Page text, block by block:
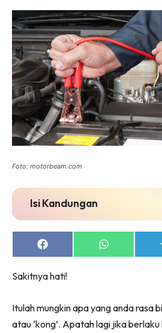
Foto: motorbeam.com
Isi Kandungan
Share
on
Share
on
Sakitnya hati!
Itulah mungkin apa yang anda rasa
atau ‘kong’. Apatah lagi jika